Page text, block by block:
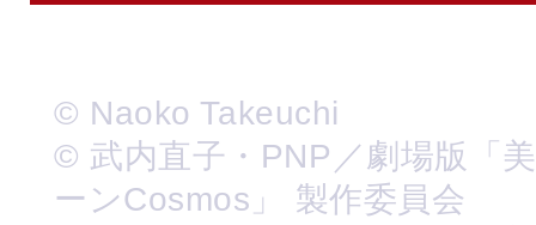
© Naoko Takeuchi
© 武内直子・PNP／劇場版「
ーンCosmos」 製作委員会